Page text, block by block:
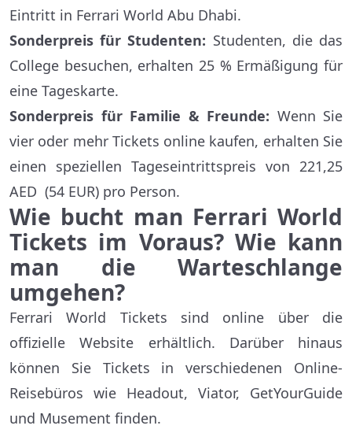
Eintritt in Ferrari World Abu Dhabi.
Sonderpreis für Studenten: Studenten, die das
College besuchen, erhalten 25 % Ermäßigung für
eine Tageskarte.
Sonderpreis für Familie & Freunde: Wenn Sie
vier oder mehr Tickets online kaufen, erhalten Sie
einen speziellen Tageseintrittspreis von 221,25
AED (54 EUR) pro Person.
Wie bucht man Ferrari World
Tickets im Voraus? Wie kann
man die Warteschlange
umgehen?
Ferrari World Tickets sind online über die
offizielle Website erhältlich. Darüber hinaus
können Sie Tickets in verschiedenen Online-
Reisebüros wie Headout, Viator, GetYourGuide
und Musement finden.